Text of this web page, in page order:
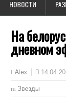
НОВОСТИ
На
дневном
Alex
Звезды